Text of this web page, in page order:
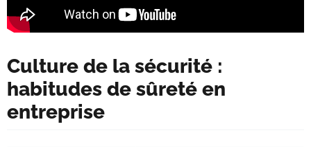
Culture de la sécurité :
habitudes de sûreté en
entreprise